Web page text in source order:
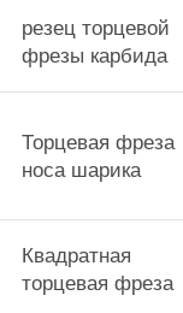
резец торцевой
фрезы карбида
Торцевая фреза
носа шарика
Квадратная
торцевая фреза